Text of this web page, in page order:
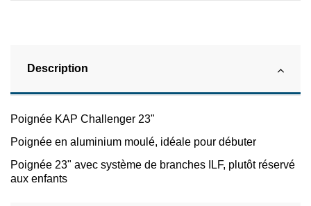
Description
Poignée KAP Challenger 23"
Poignée en aluminium moulé, idéale pour débuter
Poignée 23" avec système de branches ILF, plutôt réservé
aux enfants